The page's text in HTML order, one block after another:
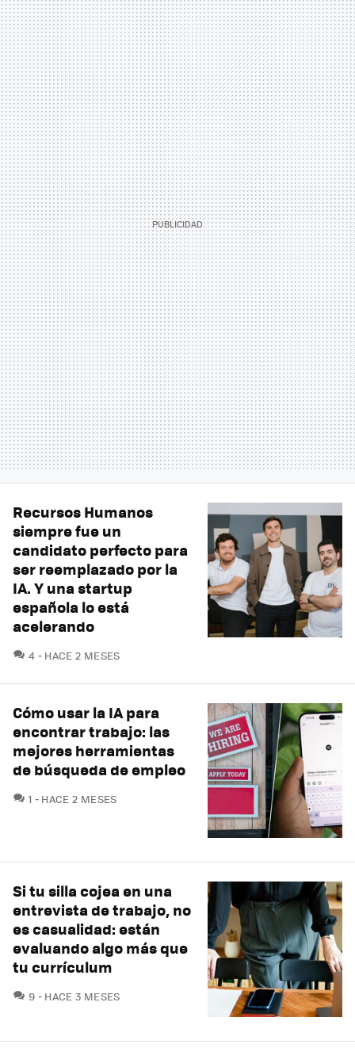
Recursos Humanos
siempre fue un
candidato perfecto para
ser reemplazado por la
IA. Y una startup
española lo está
acelerando
4 COMENTARIOS
HACE 2 MESES
Cómo usar la IA para
encontrar trabajo: las
mejores herramientas
de búsqueda de empleo
1 COMENTARIOS
HACE 2 MESES
Si tu silla cojea en una
entrevista de trabajo, no
es casualidad: están
evaluando algo más que
tu currículum
9 COMENTARIOS
HACE 3 MESES